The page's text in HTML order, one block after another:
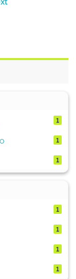
1
1
1
1
1
1
1